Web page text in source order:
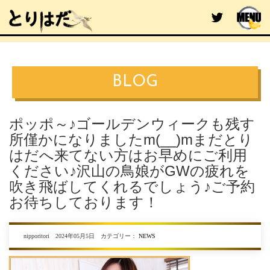
BLOG
ポッポ～♪ゴールデンウィークも残す
所僅かになりましたm(__)mまだとり
はだへ来てない方はお早めにご利用
ください♪沢山の鳥娘がGWの疲れを
吹き飛ばしてくれるでしょう♪ご予約
お待ちしております！
nipporitori 2024年05月5日 カテゴリー： NEWS